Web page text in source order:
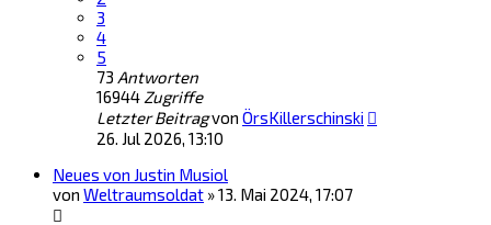
3
4
5
73 Antworten
16944 Zugriffe
Letzter Beitragvon ÖrsKillerschinski
26. Jul 2026, 13:10
Neues von Justin Musiol
von Weltraumsoldat »13. Mai 2024, 17:07